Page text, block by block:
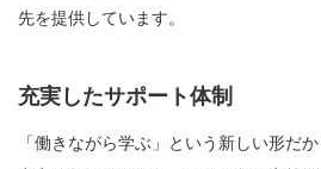
先を提供しています。
充実したサポート体制
「働きながら学ぶ」という新しい形だ